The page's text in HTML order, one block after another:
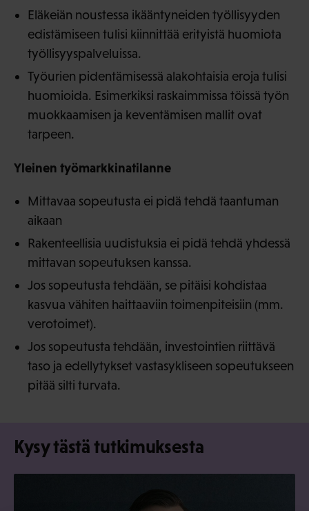
Eläkeiän noustessa ikääntyneiden työllisyyden
edistämiseen tulisi kiinnittää erityistä huomiota
työllisyyspalveluissa.
Työurien pidentämisessä alakohtaisia eroja tulisi
huomioida. Esimerkiksi raskaimmissa töissä työn
muokkaamisen ja keventämisen mallit ovat
tarpeen.
Yleinen työmarkkinatilanne
Mittavaa sopeutusta ei pidä tehdä taantuman
aikaan
Rakenteellisia uudistuksia ei pidä tehdä yhdessä
mittavan sopeutuksen kanssa.
Jos sopeutusta tehdään, se pitäisi kohdistaa
kasvua vähiten haittaaviin toimenpiteisiin (mm.
verotoimet).
Jos sopeutusta tehdään, investointien riittävä
taso ja edellytykset vastasykliseen sopeutukseen
pitää silti turvata.
Kysy tästä tutkimuksesta